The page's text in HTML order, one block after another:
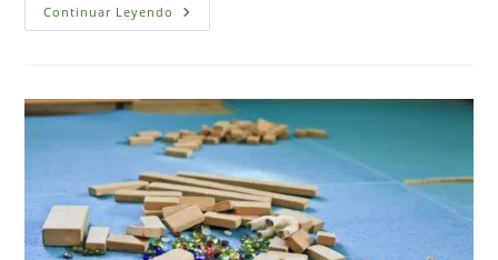
Continuar Leyendo Caleidoscopios
Sencillos